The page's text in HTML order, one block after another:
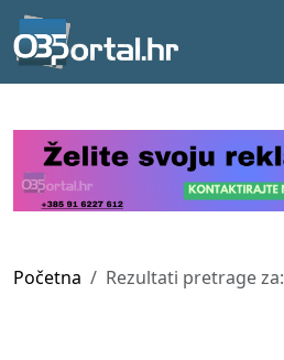
Početna Rezultati pretrage za: